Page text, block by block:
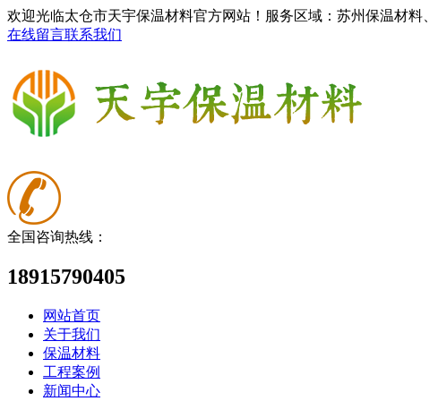
欢迎光临太仓市天宇保温材料官方网站！服务区域：苏州保温材料
在线留言联系我们
全国咨询热线：
18915790405
网站首页
关于我们
保温材料
工程案例
新闻中心